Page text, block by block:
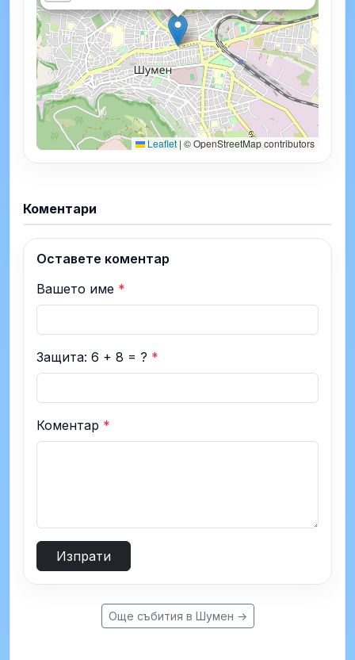
Leaflet |© OpenStreetMap contributors
Коментари
Оставете коментар
Вашето име *
Защита: 6 + 8 = ? *
Коментар *
Изпрати
Още събития в Шумен →